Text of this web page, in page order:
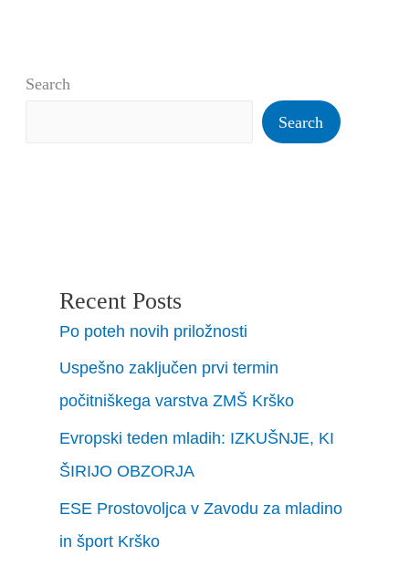
Search
Search
Recent Posts
Po poteh novih priložnosti
Uspešno zaključen prvi termin
počitniškega varstva ZMŠ Krško
Evropski teden mladih: IZKUŠNJE, KI
ŠIRIJO OBZORJA
ESE Prostovoljca v Zavodu za mladino
in šport Krško